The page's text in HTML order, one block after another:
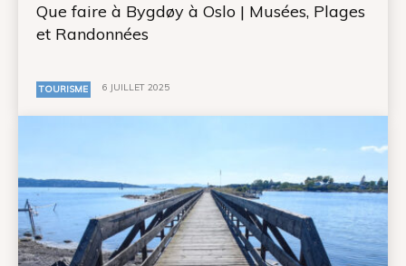
Que faire à Bygdøy à Oslo | Musées, Plages
et Randonnées
TOURISME 6 JUILLET 2025